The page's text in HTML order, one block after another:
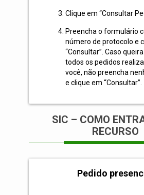
Clique em “Consultar
Preencha o formulário
número de protocolo e
“Consultar”. Caso
todos os pedidos
você, não preencha
e clique em “Consultar”.
SIC – COMO
RECURSO
Pedido